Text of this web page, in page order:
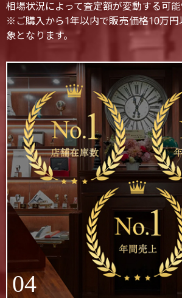
相場状況によって査定額が変動する可能
※ご購入から1年以内で販売価格10万円
象となります。
04